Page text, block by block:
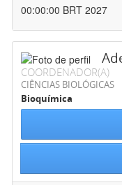
00:00:00 BRT 2027
COORDENADOR(A)
CIÊNCIAS BIOLÓGICAS
Bioquímica